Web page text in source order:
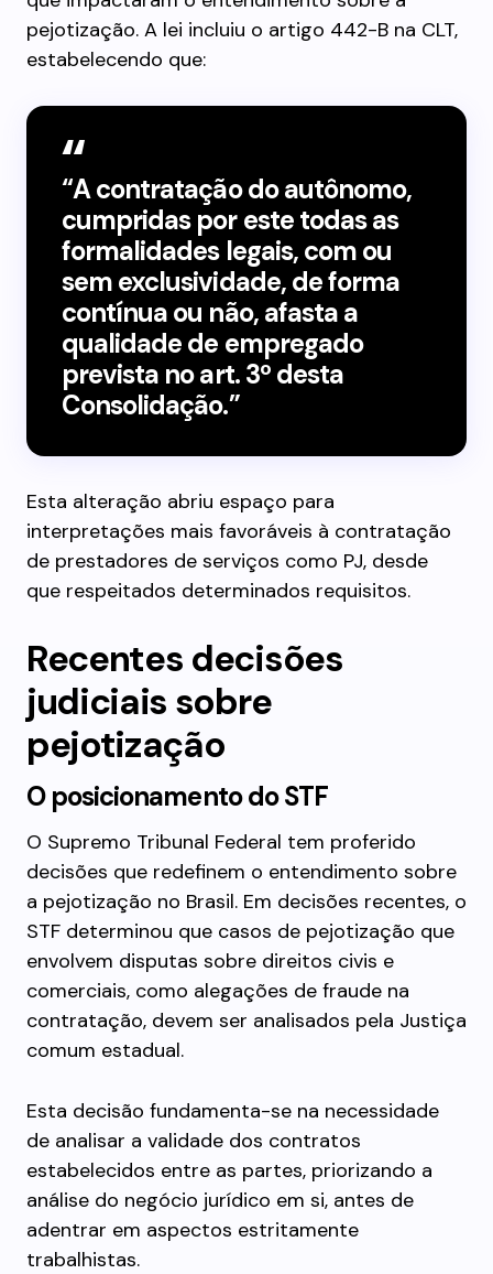
pejotização. A lei incluiu o artigo 442-B na CLT,
estabelecendo que:
“A contratação do autônomo,
cumpridas por este todas as
formalidades legais, com ou
sem exclusividade, de forma
contínua ou não, afasta a
qualidade de empregado
prevista no art. 3º desta
Consolidação.”
Esta alteração abriu espaço para
interpretações mais favoráveis à contratação
de prestadores de serviços como PJ, desde
que respeitados determinados requisitos.
Recentes decisões
judiciais sobre
pejotização
O posicionamento do STF
O Supremo Tribunal Federal tem proferido
decisões que redefinem o entendimento sobre
a pejotização no Brasil. Em decisões recentes, o
STF determinou que casos de pejotização que
envolvem disputas sobre direitos civis e
comerciais, como alegações de fraude na
contratação, devem ser analisados pela Justiça
comum estadual.
Esta decisão fundamenta-se na necessidade
de analisar a validade dos contratos
estabelecidos entre as partes, priorizando a
análise do negócio jurídico em si, antes de
adentrar em aspectos estritamente
trabalhistas.